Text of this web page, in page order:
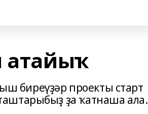
атайыҡ
биреүҙәр проекты старт
ҙа ҡатнаша ала.